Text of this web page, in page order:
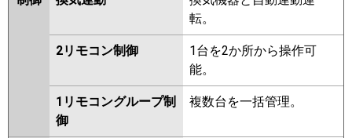
転。
2リモコン制御
1台を2か所から操作可
能。
1リモコングループ制
御
複数台を一括管理。